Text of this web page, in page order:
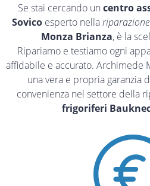
Se stai cercando un centro
Sovicoesperto nella
Monza Brianza, è la
Ripariamo e testiamo ogni
affidabile e accurato. Archimede
una vera e propria garanzia
convenienza nel settore della
frigoriferi